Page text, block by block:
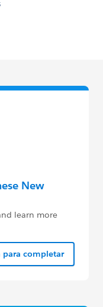
New
learn more
para completar